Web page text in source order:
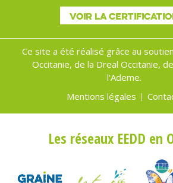
VOIR LA
Ce site a été réalisé grâce au
Occitanie, de la Dreal Occitanie,
l'Ademe.
Menu
Mentions légales
Les réseaux EEDD en